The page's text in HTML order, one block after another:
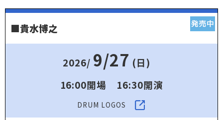
■貴水博之
2026/ 9/27 (日)
16:00開場 16:30開演
DRUM LOGOS